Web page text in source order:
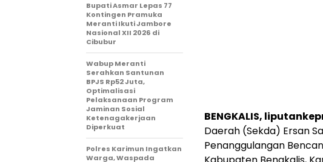
BENGKALIS,
Daerah (Sekda) Ersan
Penanggulangan
Bupati Asmar Lepas 77
Kontingen Pramuka
Meranti Ikuti Jambore
Nasional XII 2026 di
Cibubur
Wabup Meranti
Serahkan Santunan
BPJS Rp52 Juta,
Optimalisasi
Pelaksanaan Program
Jaminan Sosial
Ketenagakerjaan
Diperkuat
Polres Karimun Ingatkan
Warga, Waspada